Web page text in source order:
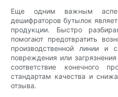
Еще одним важным
дешифраторов бутылок
продукции. Быстро
помогают предотвратить
производственной линии
повреждения или
соответствие конечного
стандартам качества и
отзыва.